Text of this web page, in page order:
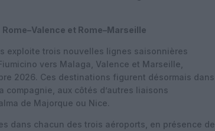
et Rome–Marseille
exploite trois nouvelles lignes saisonnières
vers Malaga, Valence et Marseille,
2026. Ces destinations figurent désormais dans
aux côtés d’autres liaisons
de Majorque ou Nice.
dans chacun des trois aéroports, en présence de